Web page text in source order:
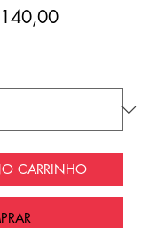
Preço
CARRINHO